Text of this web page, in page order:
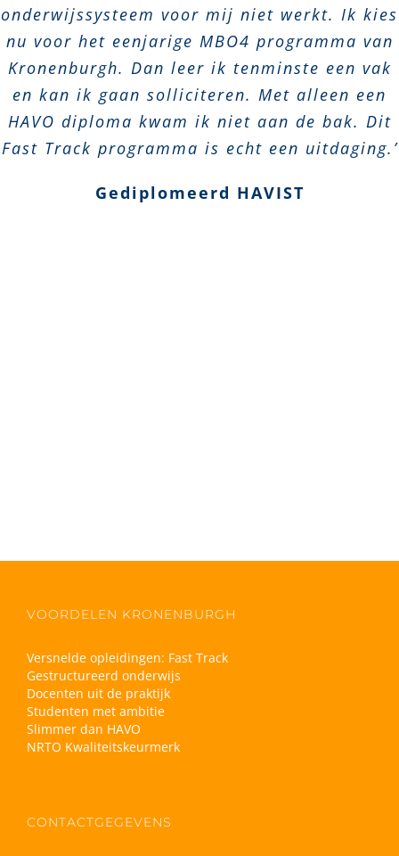
onderwijssysteem voor mij niet werkt. Ik kies
nu voor het eenjarige MBO4 programma van
Kronenburgh. Dan leer ik tenminste een vak
en kan ik gaan solliciteren. Met alleen een
HAVO diploma kwam ik niet aan de bak. Dit
Fast Track programma is echt een uitdaging.’
Gediplomeerd HAVIST
VOORDELEN KRONENBURGH
Versnelde opleidingen: Fast Track
Gestructureerd onderwijs
Docenten uit de praktijk
Studenten met ambitie
Slimmer dan HAVO
NRTO Kwaliteitskeurmerk
CONTACTGEGEVENS